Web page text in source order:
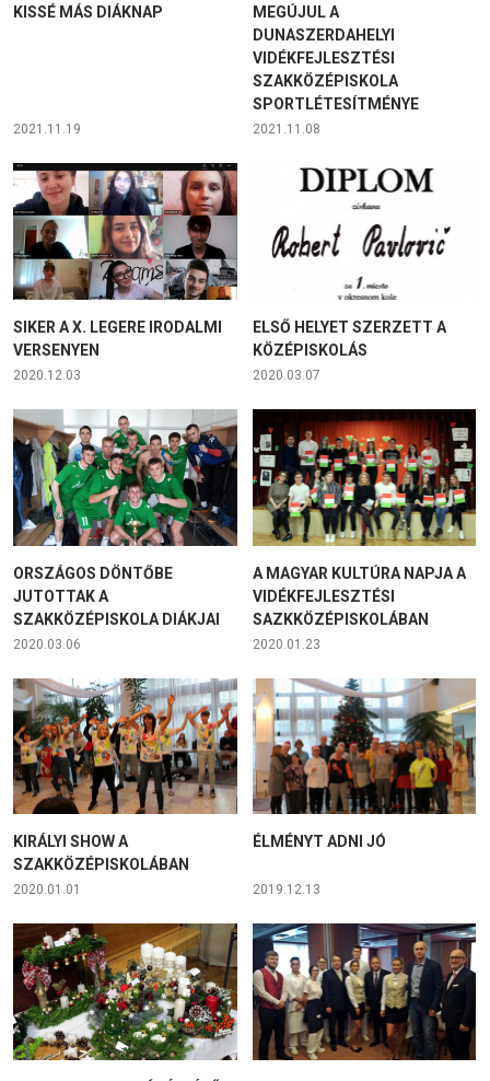
KISSÉ MÁS DIÁKNAP
2021.11.19
MEGÚJUL A
DUNASZERDAHELYI
VIDÉKFEJLESZTÉSI
SZAKKÖZÉPISKOLA
SPORTLÉTESÍTMÉNYE
2021.11.08
SIKER A X. LEGERE IRODALMI
VERSENYEN
2020.12.03
ELSŐ HELYET SZERZETT A
KÖZÉPISKOLÁS
2020.03.07
ORSZÁGOS DÖNTŐBE
JUTOTTAK A
SZAKKÖZÉPISKOLA DIÁKJAI
2020.03.06
A MAGYAR KULTÚRA NAPJA A
VIDÉKFEJLESZTÉSI
SAZKKÖZÉPISKOLÁBAN
2020.01.23
KIRÁLYI SHOW A
SZAKKÖZÉPISKOLÁBAN
2020.01.01
ÉLMÉNYT ADNI JÓ
2019.12.13